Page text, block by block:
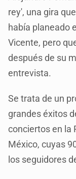
rey', una gira
había planeado
Vicente, pero
después de su
entrevista.
Se trata de un
grandes éxitos
conciertos en la
México, cuyas
los seguidores